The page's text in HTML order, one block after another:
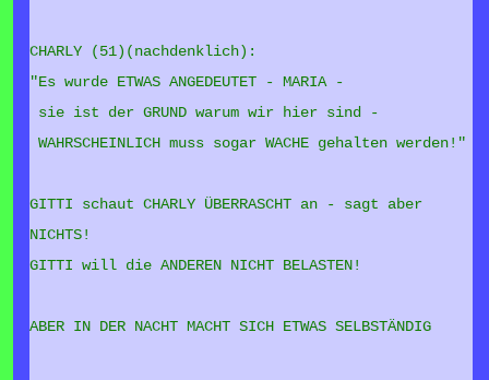
CHARLY (51)(nachdenklich):
"Es wurde ETWAS ANGEDEUTET - MARIA -
sie ist der GRUND warum wir hier sind -
WAHRSCHEINLICH muss sogar WACHE gehalten werden!"
GITTI schaut CHARLY ÜBERRASCHT an - sagt aber
NICHTS!
GITTI will die ANDEREN NICHT BELASTEN!
ABER IN DER NACHT MACHT SICH ETWAS SELBSTÄNDIG